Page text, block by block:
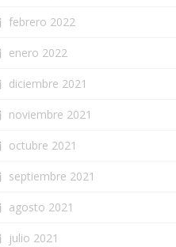
febrero 2022
enero 2022
diciembre 2021
noviembre 2021
octubre 2021
septiembre 2021
agosto 2021
julio 2021